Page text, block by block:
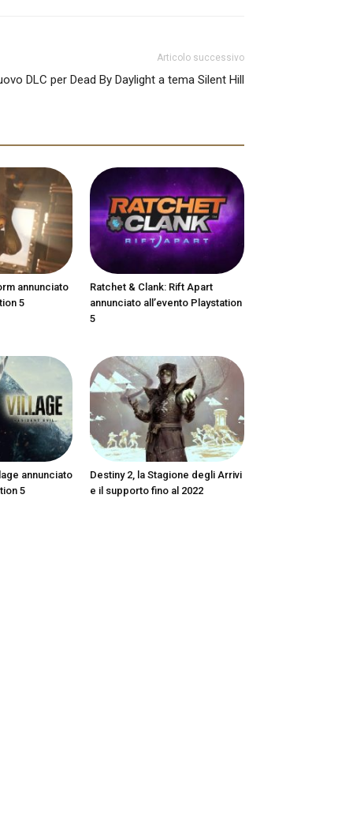
Articolo successivo
DLC per Dead By Daylight a tema Silent Hill
annunciato
5
Ratchet & Clank: Rift Apart
annunciato all’evento Playstation
5
annunciato
5
Destiny 2, la Stagione degli Arrivi
e il supporto fino al 2022